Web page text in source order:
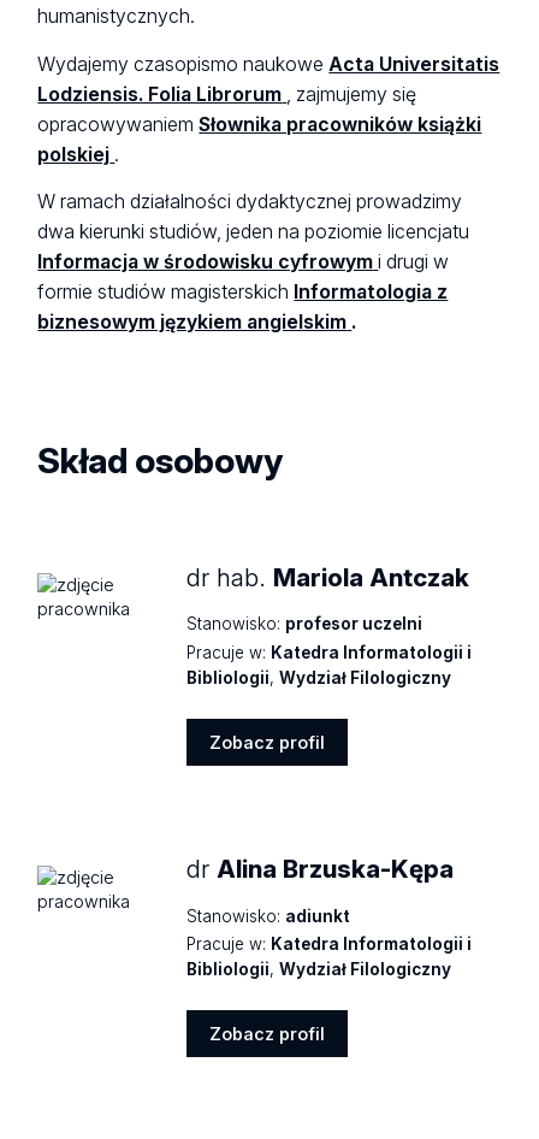
humanistycznych.
Wydajemy czasopismo naukowe Acta Universitatis
Lodziensis. Folia Librorum
, zajmujemy się
opracowywaniemSłownika pracowników książki
polskiej .
W ramach działalności dydaktycznej prowadzimy
dwa kierunki studiów, jeden na poziomie licencjatu
Informacja w środowisku cyfrowym i drugi w
formie studiów magisterskich Informatologia z
biznesowym językiem angielskim .
Skład osobowy
dr hab. Mariola Antczak
Stanowisko: profesor uczelni
Pracuje w: Katedra Informatologii i
Bibliologii,Wydział Filologiczny
Zobacz profil
drAlina Brzuska-Kępa
Stanowisko: adiunkt
Pracuje w: Katedra Informatologii i
Bibliologii,Wydział Filologiczny
Zobacz profil